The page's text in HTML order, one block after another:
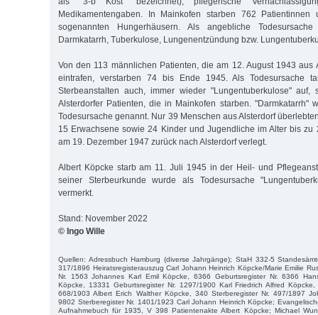
Medikamentengaben. In Mainkofen starben 762
sogenannten Hungerhäusern. Als angebliche
Darmkatarrh, Tuberkulose, Lungenentzündung bzw.
Von den 113 männlichen Patienten, die am 12. August 1943 aus
eintrafen, verstarben 74 bis Ende 1945. Als Todesursache
Sterbeanstalten auch, immer wieder "Lungentuberkulose"
Alsterdorfer Patienten, die in Mainkofen starben. "Darmkatarrh"
Todesursache genannt. Nur 39 Menschen aus Alsterdorf
15 Erwachsene sowie 24 Kinder und Jugendliche im Alter bis zu
am 19. Dezember 1947 zurück nach Alsterdorf verlegt.
Albert Köpcke starb am 11. Juli 1945 in der Heil- und
seiner Sterbeurkunde wurde als Todesursache
vermerkt.
Stand: November 2022
© Ingo Wille
Quellen: Adressbuch Hamburg (diverse Jahrgänge); StaH 332-5
317/1896 Heiratsregisterauszug Carl Johann Heinrich Köpcke/Marie Emilie
Nr. 1563 Johannes Karl Emil Köpcke, 6366 Geburtsregister Nr. 6366
Köpcke, 13331 Geburtsregister Nr. 1297/1900 Karl Friedrich Alfred
668/1903 Albert Erich Walther Köpcke, 340 Sterberegister Nr. 497/1897
9802 Sterberegister Nr. 1401/1923 Carl Johann Heinrich Köpcke;
Aufnahmebuch für 1935, V 398 Patientenakte Albert Köpcke; Michael